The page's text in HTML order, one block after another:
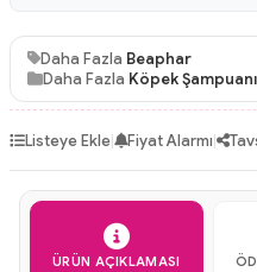
Daha Fazla Beaphar
Daha Fazla Köpek
Listeye Ekle| Fiyat Alarmı|
ÜRÜN AÇIKLAMASI